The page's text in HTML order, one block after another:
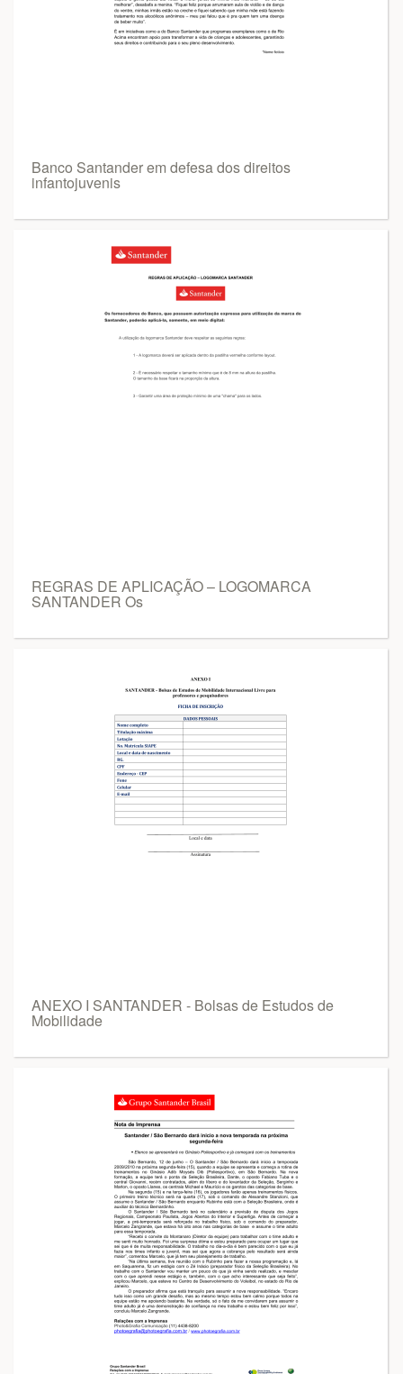
Banco Santander em defesa dos direitos
infantojuvenis
REGRAS DE APLICAÇÃO – LOGOMARCA
SANTANDER Os
ANEXO I SANTANDER - Bolsas de Estudos de
Mobilidade